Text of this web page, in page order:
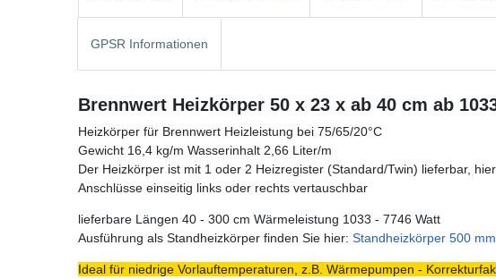
GPSR Informationen
Brennwert Heizkörper 50 x 23 x ab 40 cm ab
Heizkörper für Brennwert Heizleistung bei 75/65/20°C
Gewicht 16,4 kg/m Wasserinhalt 2,66 Liter/m
Der Heizkörper ist mit 1 oder 2 Heizregister (Standard/Twin) lieferbar,
Anschlüsse einseitig links oder rechts vertauschbar
lieferbare Längen 40 - 300 cm Wärmeleistung 1033 - 7746 Watt
Ausführung als Standheizkörper finden Sie hier: Standheizkörper 500
Ideal für niedrige Vorlauftemperaturen, z.B. Wärmepumpen -